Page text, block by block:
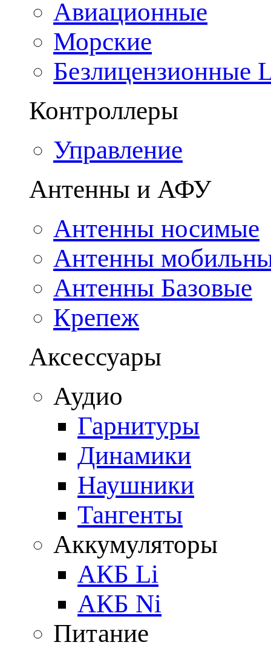
Авиационные
Морские
Безлицензионные
Контроллеры
Управление
Антенны и АФУ
Антенны носимые
Антенны
Антенны Базовые
Крепеж
Аксессуары
Аудио
Гарнитуры
Динамики
Наушники
Тангенты
Аккумуляторы
АКБ Li
АКБ Ni
Питание